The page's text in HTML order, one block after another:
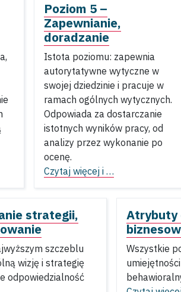
Poziom 5 –
Zapewnianie,
doradzanie
Istota poziomu: zapewnia
autorytatywne wytyczne w
swojej dziedzinie i pracuje w
ramach ogólnych wytycznych.
Odpowiada za dostarczanie
istotnych wyników pracy, od
analizy przez wykonanie po
ocenę.
Czytaj więcej i …
strategii,
szczeblu
wizję i strategię
odpowiedzialność
Atrybuty
Wszystkie